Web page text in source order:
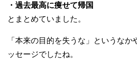
・過去最高に痩せて帰国
とまとめていました。
「本来の目的を失うな」というなか
ッセージでしたね。